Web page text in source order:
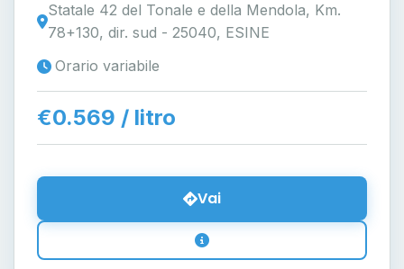
Statale 42 del Tonale e della Mendola, Km.
78+130, dir. sud - 25040, ESINE
Orario variabile
€0.569 / litro
Vai